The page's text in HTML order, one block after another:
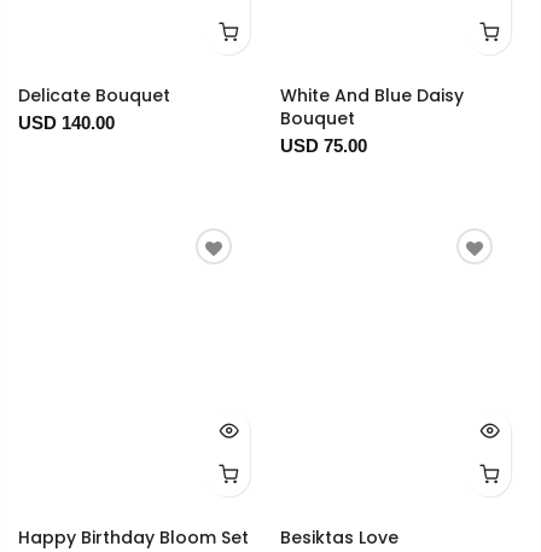
Delicate Bouquet
USD 140.00
White And Blue Daisy
Bouquet
USD 75.00
Happy Birthday Bloom Set Besiktas Love